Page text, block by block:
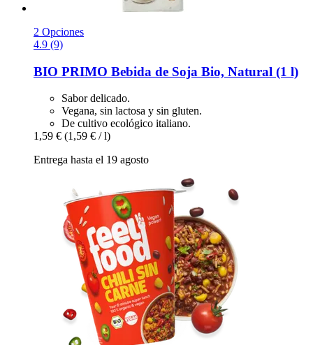
2 Opciones
4.9 (9)
BIO PRIMO Bebida de Soja Bio, Natural (1 l)
Sabor delicado.
Vegana, sin lactosa y sin gluten.
De cultivo ecológico italiano.
1,59 € (1,59 € / l)
Entrega hasta el 19 agosto